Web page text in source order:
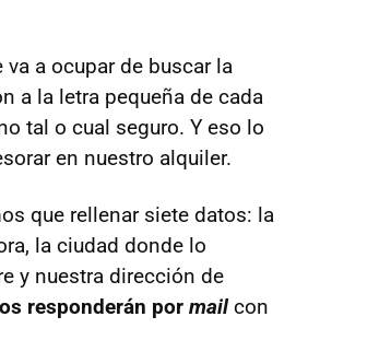
va a ocupar de buscar la
a la letra pequeña de cada
tal o cual seguro. Y eso lo
en nuestro alquiler.
que rellenar siete datos: la
la ciudad donde lo
y nuestra dirección de
responderán por mailcon